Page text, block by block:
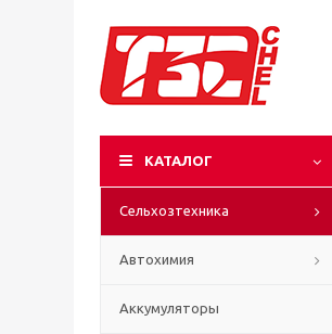
КАТАЛОГ
Сельхозтехника
Автохимия
Аккумуляторы